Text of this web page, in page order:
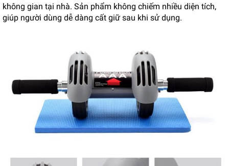
không gian tại nhà. Sản phẩm không chiếm nhiều diện tích,
giúp người dùng dễ dàng cất giữ sau khi sử dụng.